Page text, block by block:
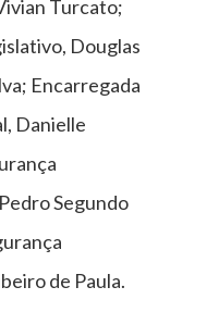
Turcato;
Douglas
Encarregada
Danielle
Segundo
de Paula.